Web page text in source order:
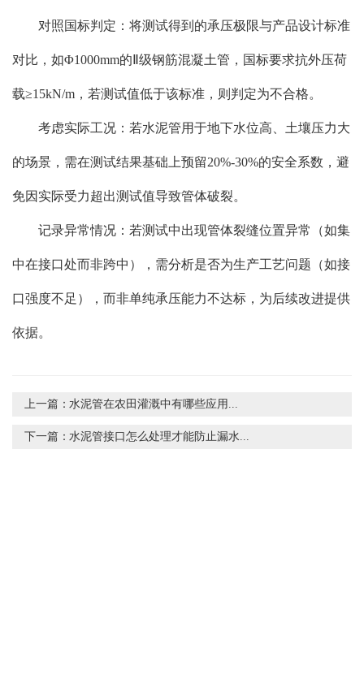
对照国标判定：将测试得到的承压极限与产品设计标准
对比，如Φ1000mm的Ⅱ级钢筋混凝土管，国标要求抗外压荷
载≥15kN/m，若测试值低于该标准，则判定为不合格。
考虑实际工况：若水泥管用于地下水位高、土壤压力大
的场景，需在测试结果基础上预留20%-30%的安全系数，避
免因实际受力超出测试值导致管体破裂。
记录异常情况：若测试中出现管体裂缝位置异常（如集
中在接口处而非跨中），需分析是否为生产工艺问题（如接
口强度不足），而非单纯承压能力不达标，为后续改进提供
依据。
上一篇：水泥管在农田灌溉中有哪些应用...
下一篇：水泥管接口怎么处理才能防止漏水...